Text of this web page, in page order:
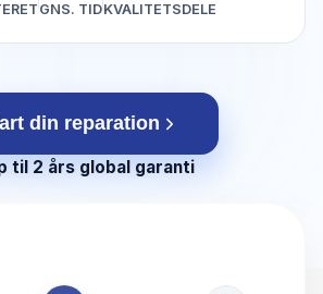
GNS. TIDKVALITETSDELE
din reparation
til 2 års global garanti